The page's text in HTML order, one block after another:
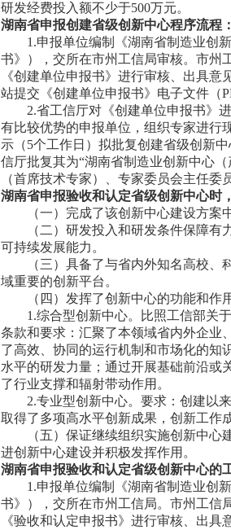
研发经费投入额不少于500万元。
湖南省申报创建省级创新中心程序流程
1.申报单位编制《湖南省制造业创新
书》），交所在市州工信局审核。市州
《创建单位申报书》进行审核、出具
站提交《创建单位申报书》电子文件（
2.省工信厅对《创建单位申报书》进
有比较优势的申报单位，组织专家进行
示（5个工作日）拟批复创建省级创新
信厅批复其为“湖南省制造业创新中心
（首席技术专家）、专家委员会主任委
湖南省申报验收和认定省级创新中心时
（一）完成了该创新中心建设方案
（二）研发投入和研发条件保障有力
可持续发展能力。
（三）具备了与省内外知名高校、科
域重要的创新平台。
（四）发挥了创新中心的功能和作
1.综合型创新中心。比照工信部关于
条款和要求：汇聚了本领域省内外企业
了高效、协同的运行机制和市场化的知
水平的研发力量；通过开展基础前沿或
了行业支撑和辐射带动作用。
2.专业型创新中心。要求：创建以来
取得了多项高水平创新成果，创新工作
（五）保证继续组织实施创新中心建
进创新中心建设并积极发挥作用。
湖南省申报验收和认定省级创新中心的
1.申报单位编制《湖南省制造业创新
书》），交所在市州工信局。市州工信
《验收和认定申报书》进行审核、出